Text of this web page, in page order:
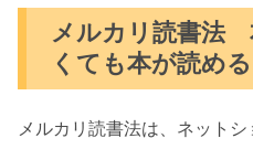
メルカリ読書法
くても本が読める
メルカリ読書法は、ネット